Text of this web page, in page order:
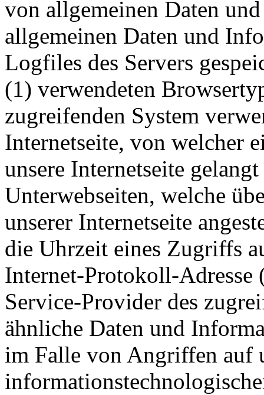
von allgemeinen Daten
allgemeinen Daten und
Logfiles des Servers
(1) verwendeten
zugreifenden System
Internetseite, von welcher
unsere Internetseite
Unterwebseiten, welche
unserer Internetseite
die Uhrzeit eines Zugriffs
Internet-Protokoll-Adresse
Service-Provider des
ähnliche Daten und
im Falle von Angriffen auf